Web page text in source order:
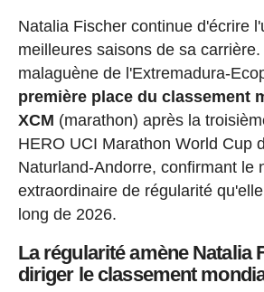
Natalia Fischer continue d'écrire
meilleures saisons de sa
malaguène de l'Extremadura-
première place du classement
XCM (marathon) après la
HERO UCI Marathon World Cup
Naturland-Andorre, confirmant le
extraordinaire de régularité
long de 2026.
La régularité amène Natalia
diriger le classement